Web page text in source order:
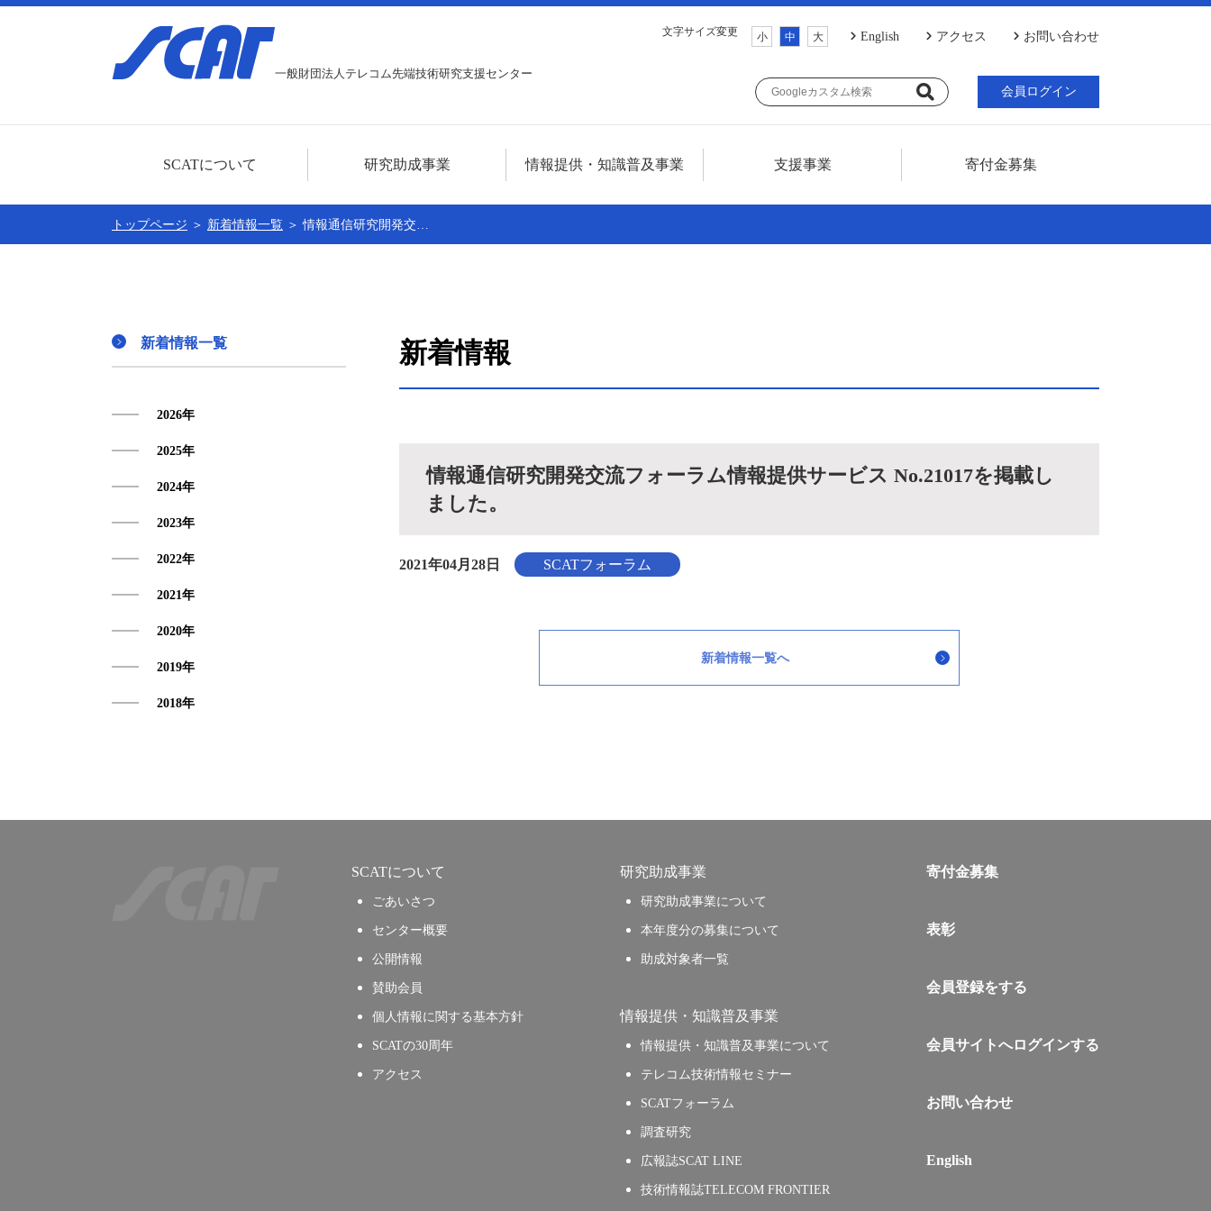
一般財団法人テレコム先端技術研究支援センター
SCATについて 研究助成事業 情報提供・知識普及事業 支援事業 寄付金募集
文字サイズ変更 小 中 大 English アクセス お問い合わせ
会員ログイン
トップページ ＞ 新着情報一覧 ＞ 情報通信研究開発交…
新着情報一覧
2026年
2025年
2024年
2023年
2022年
2021年
2020年
2019年
2018年
新着情報
情報通信研究開発交流フォーラム情報提供サービス No.21017を掲載し
ました。
2021年04月28日 SCATフォーラム
新着情報一覧へ
SCATについて
ごあいさつ
センター概要
公開情報
賛助会員
個人情報に関する基本方針
SCATの30周年
アクセス
研究助成事業
研究助成事業について
本年度分の募集について
助成対象者一覧
情報提供・知識普及事業
情報提供・知識普及事業について
テレコム技術情報セミナー
SCATフォーラム
調査研究
広報誌SCAT LINE
技術情報誌TELECOM FRONTIER
寄付金募集
表彰
会員登録をする
会員サイトへログインする
お問い合わせ
English